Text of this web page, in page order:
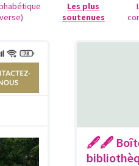
Les plus
soutenues
🖋🖋 Boîte